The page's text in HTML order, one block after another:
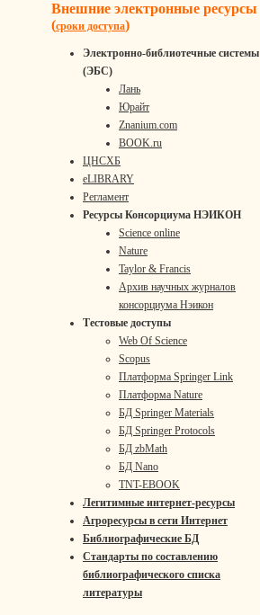
Внешние электронные ресурсы
(сроки доступа)
Электронно-библиотечные системы
(ЭБС)
Лань
Юрайт
Znanium.com
BOOK.ru
ЦНСХБ
eLIBRARY
Регламент
Ресурсы Консорциума НЭИКОН
Science online
Nature
Taylor & Francis
Архив научных журналов
консорциума Нэикон
Тестовые доступы
Web Of Science
Scopus
Платформа Springer Link
Платформа Nature
БД Springer Materials
БД Springer Protocols
БД zbMath
БД Nano
TNT-EBOOK
Легитимные интернет-ресурсы
Агроресурсы в сети Интернет
Библиографические БД
Стандарты по составлению
библиографического списка
литературы